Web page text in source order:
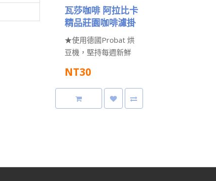
瓦莎咖啡 阿拉比卡
精品莊園咖啡濾掛
包(任選10包免運)
★使用德國Probat 烘
豆機，堅持每週新鮮
包任選10包享免運
費！(下單請最少量10
NT30